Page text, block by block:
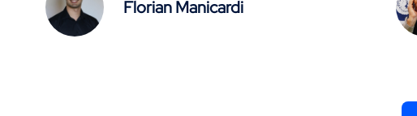
Florian Manicardi